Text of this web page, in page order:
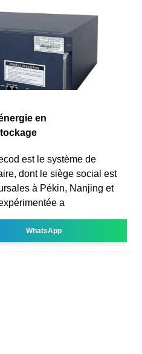
en
est le système de
dont le siège social est
à Pékin, Nanjing et
a
WhatsApp